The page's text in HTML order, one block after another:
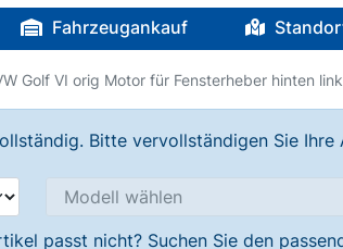
Fahrzeugankauf
Golf VI orig Motor für Fensterheber hinten
Bitte vervollständigen Sie Ihre
passt nicht? Suchen Sie den